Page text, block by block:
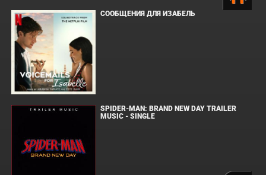
СООБЩЕНИЯ ДЛЯ ИЗАБЕЛЬ
SPIDER-MAN: BRAND NEW DAY TRAILER
MUSIC - SINGLE